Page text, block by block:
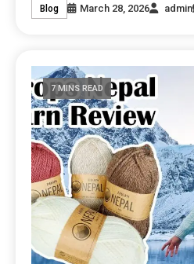
Blog March 28, 2026 admin
7 MINS READ